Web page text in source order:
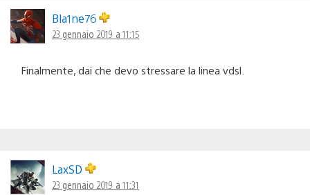
Bla1ne76
23 gennaio 2019 a 11:15
Finalmente, dai che devo stressare la linea vdsl.
LaxSD
23 gennaio 2019 a 11:31